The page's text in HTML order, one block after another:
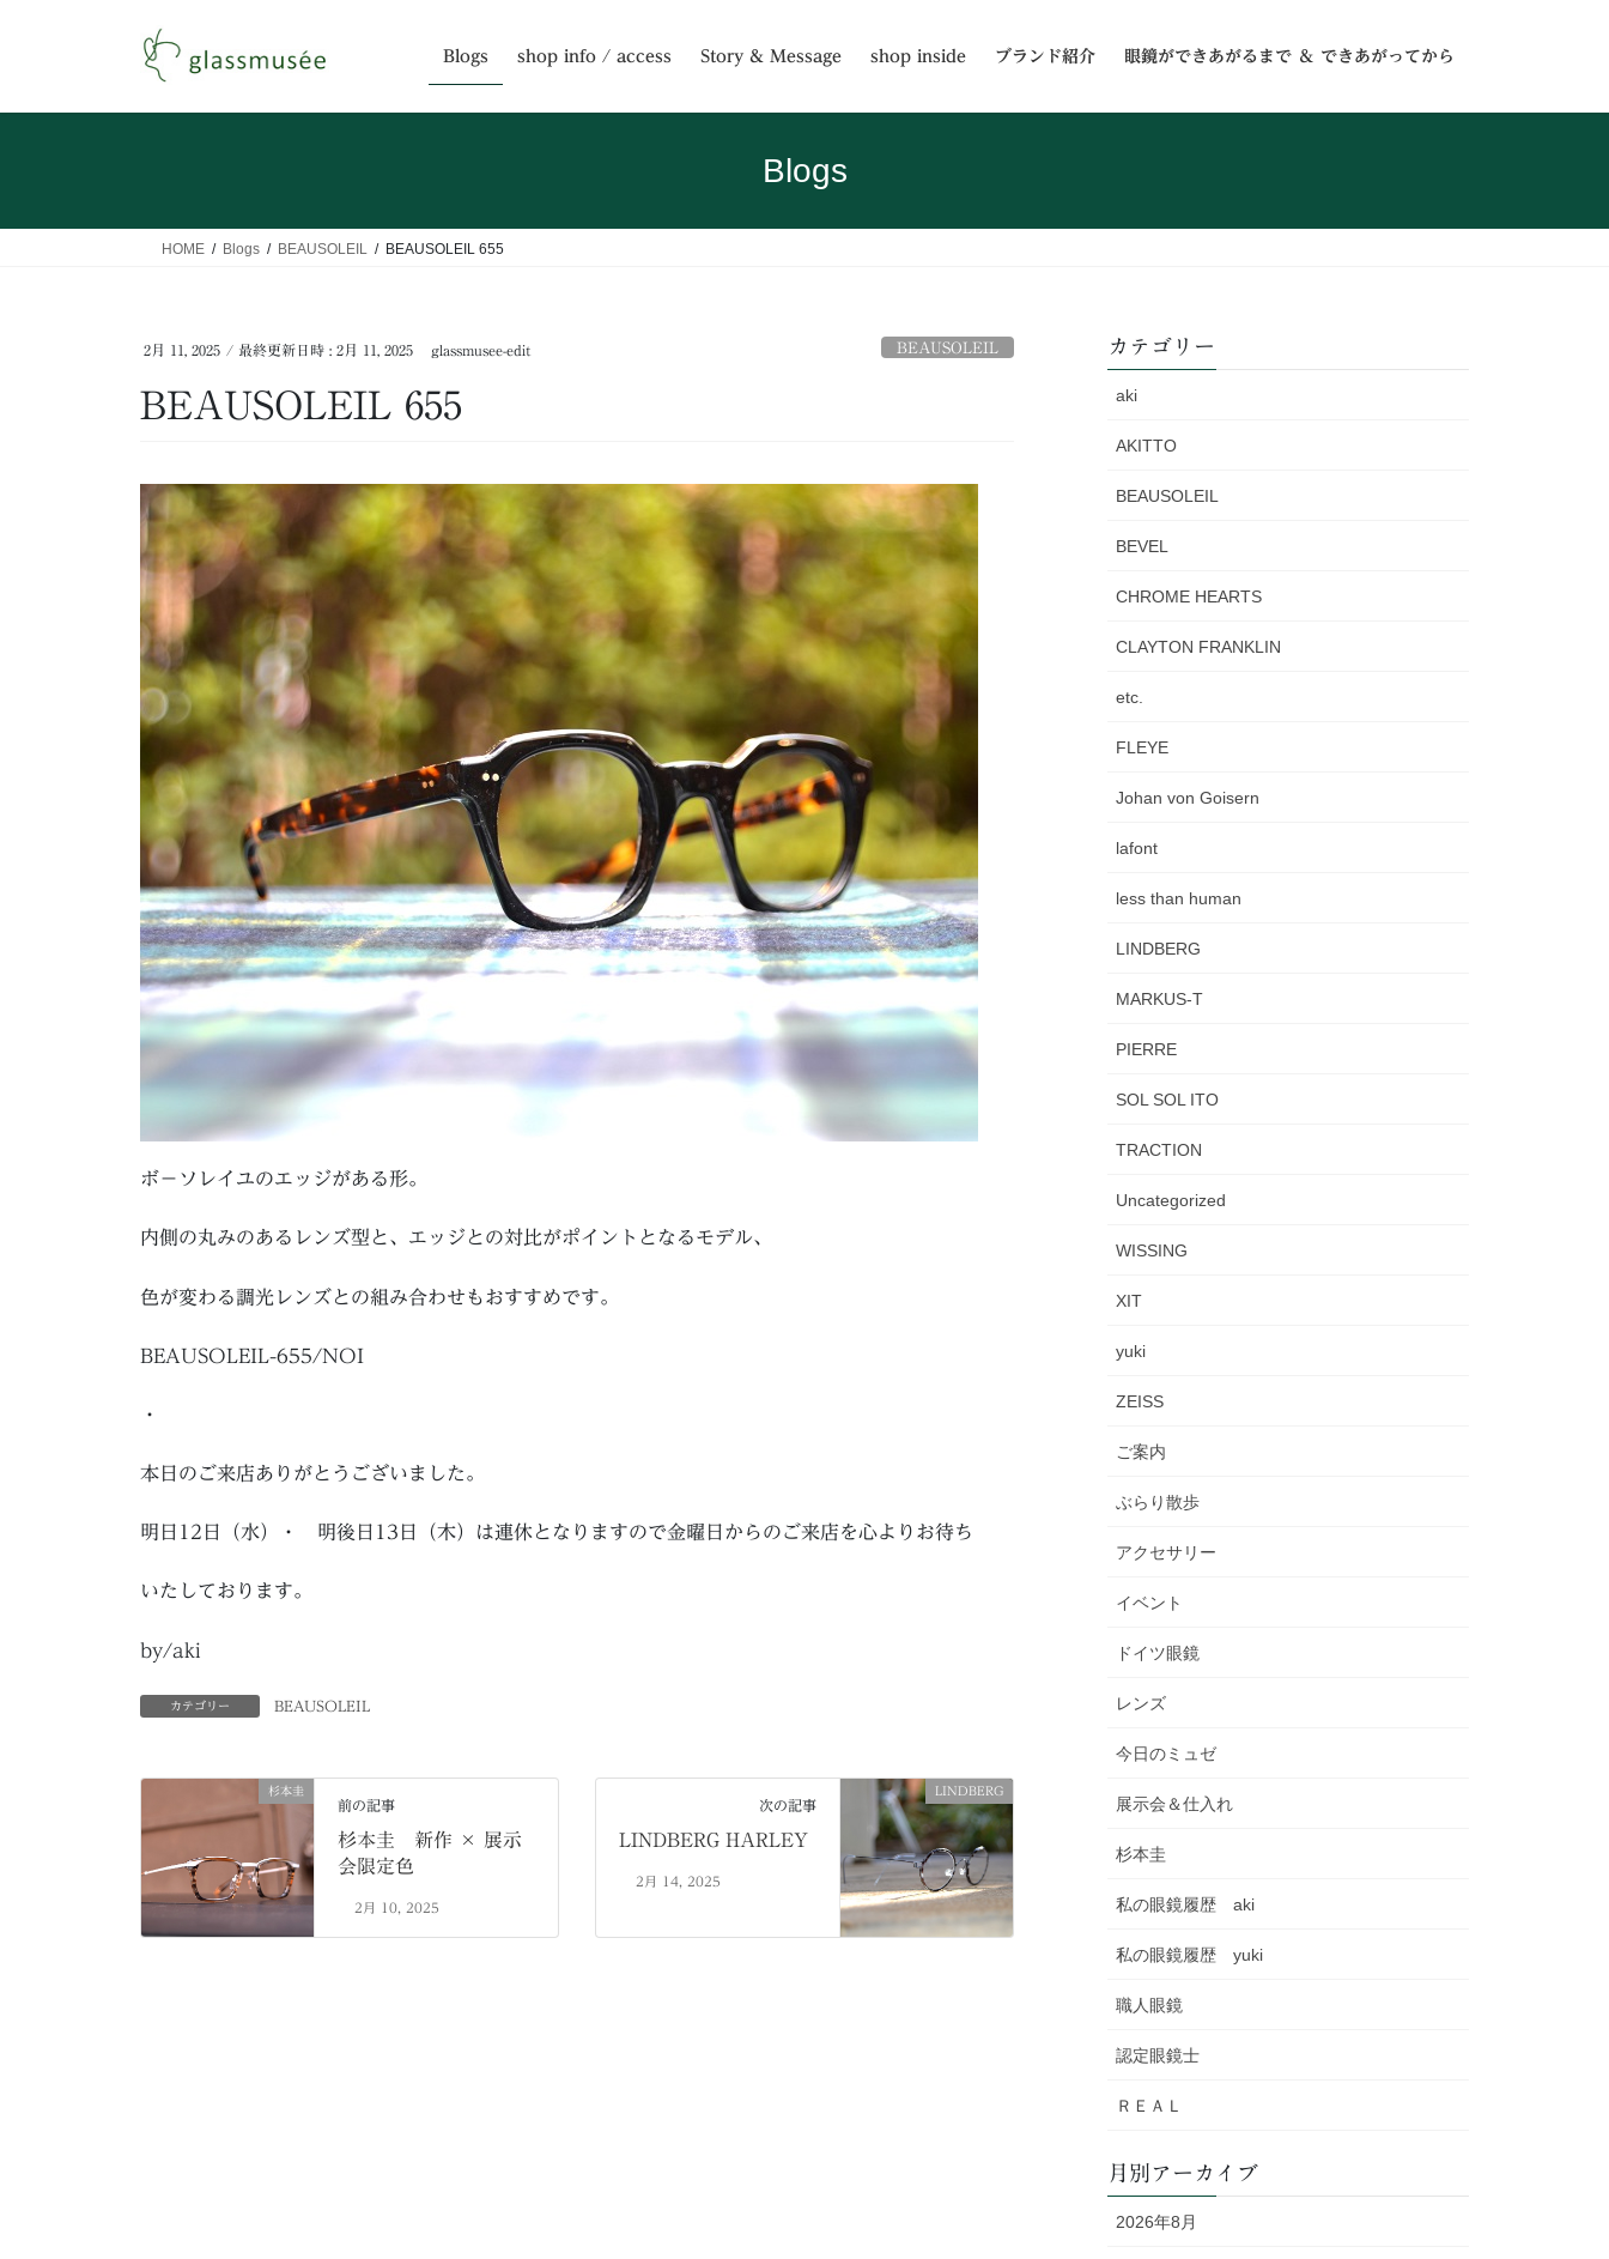
Blogs shop info / access Story & Message shop inside ブランド紹介 眼鏡ができあがるまで ＆ できあがってから
Blogs
HOME Blogs BEAUSOLEIL BEAUSOLEIL 655
2月 11, 2025 / 最終更新日時 : 2月 11, 2025 glassmusee-edit BEAUSOLEIL
BEAUSOLEIL 655
ボ－ソレイユのエッジがある形。
内側の丸みのあるレンズ型と、エッジとの対比がポイントとなるモデル、
色が変わる調光レンズとの組み合わせもおすすめです。
BEAUSOLEIL-655/NOI
・
本日のご来店ありがとうございました。
明日12日（水）・ 明後日13日（木）は連休となりますので金曜日からのご来店を心よりお待ち
いたしております。
by/aki
カテゴリー BEAUSOLEIL
杉本圭
前の記事
杉本圭 新作 × 展示
会限定色
2月 10, 2025
LINDBERG
次の記事
LINDBERG HARLEY
2月 14, 2025
カテゴリー
aki
AKITTO
BEAUSOLEIL
BEVEL
CHROME HEARTS
CLAYTON FRANKLIN
etc.
FLEYE
Johan von Goisern
lafont
less than human
LINDBERG
MARKUS-T
PIERRE
SOL SOL ITO
TRACTION
Uncategorized
WISSING
XIT
yuki
ZEISS
ご案内
ぶらり散歩
アクセサリー
イベント
ドイツ眼鏡
レンズ
今日のミュゼ
展示会＆仕入れ
杉本圭
私の眼鏡履歴 aki
私の眼鏡履歴 yuki
職人眼鏡
認定眼鏡士
ＲＥＡＬ
月別アーカイブ
2026年8月